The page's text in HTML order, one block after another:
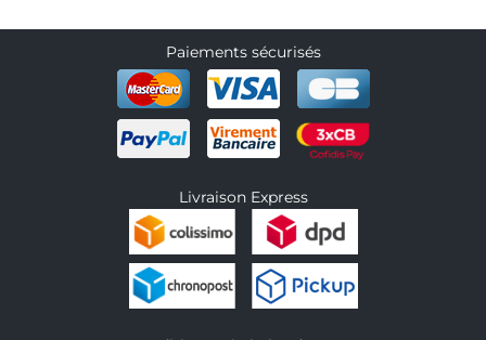
Paiements sécurisés
Livraison Express